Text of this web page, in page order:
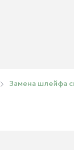
Замена шлейфа